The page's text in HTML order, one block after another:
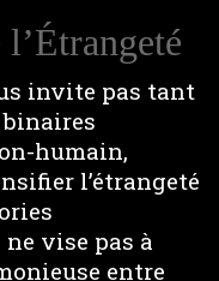
invite pas tant
humain,
l’étrangeté
vise pas à
entre